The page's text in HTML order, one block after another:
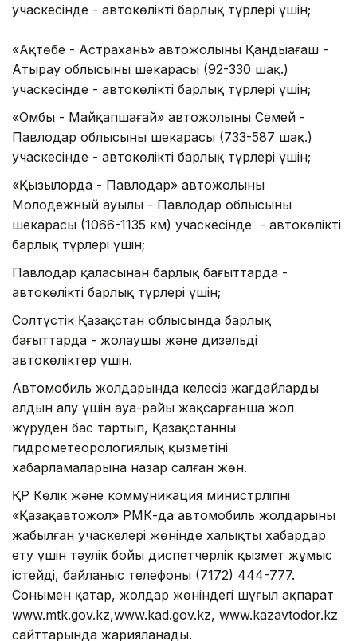
учаскесінде - автокөліктің барлық түрлері үшін;
«Ақтөбе - Астрахань» автожолының Қандыағаш -
Атырау облысының шекарасы (92-330 шақ.)
учаскесінде - автокөліктің барлық түрлері үшін;
«Омбы - Майқапшағай» автожолының Семей -
Павлодар облысының шекарасы (733-587 шақ.)
учаскесінде - автокөліктің барлық түрлері үшін;
«Қызылорда - Павлодар» автожолының
Молодежный ауылы - Павлодар облысының
шекарасы (1066-1135 км) учаскесінде - автокөліктің
барлық түрлері үшін;
Павлодар қаласынан барлық бағыттарда -
автокөліктің барлық түрлері үшін;
Солтүстік Қазақстан облысында барлық
бағыттарда - жолаушы және дизельді
автокөліктер үшін.
Автомобиль жолдарында келеңсіз жағдайлардың
алдын алу үшін ауа-райы жақсарғанша жол
жүруден бас тартып, Қазақстанның
гидрометеорологиялық қызметінің
хабарламаларына назар салған жөн.
ҚР Көлік және коммуникация министрлігінің
«Қазақавтожол» РМК-да автомобиль жолдарының
жабылған учаскелері жөнінде халықты хабардар
ету үшін тәулік бойы диспетчерлік қызмет жұмыс
істейді, байланыс телефоны (7172) 444-777.
Сонымен қатар, жолдар жөніндегі шұғыл ақпарат
www.mtk.gov.kz,www.kad.gov.kz, www.kazavtodor.kz
сайттарында жарияланады.